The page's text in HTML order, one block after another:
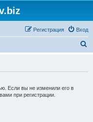
Вход
Регистрация
Если вы не изменили его в
при регистрации.